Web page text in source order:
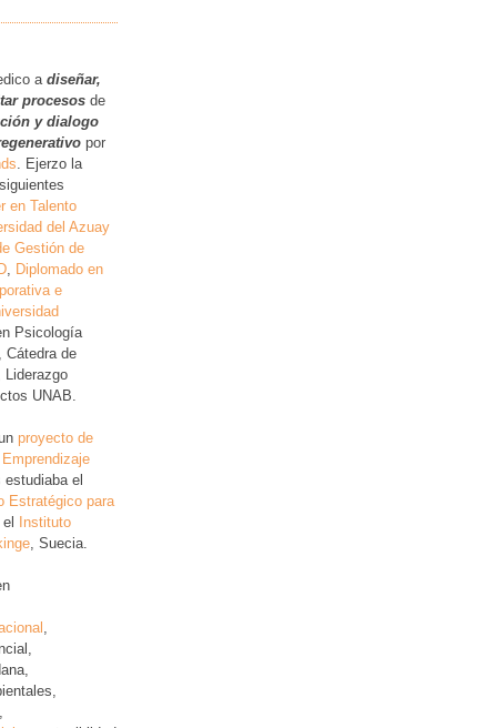
a diseñar,
procesos de
y dialogo
por
. Ejerzo la
en Talento
del Azuay
Gestión de
Diplomado en
e
Psicología
Cátedra de
Liderazgo
UNAB.
proyecto de
estudiaba el
Estratégico para
el Instituto
, Suecia.